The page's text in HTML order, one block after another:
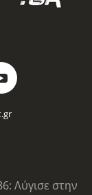
Λύγισε στην